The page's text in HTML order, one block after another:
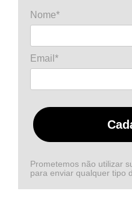
Nome*
Email*
Prometemos não utilizar
para enviar qualquer tipo